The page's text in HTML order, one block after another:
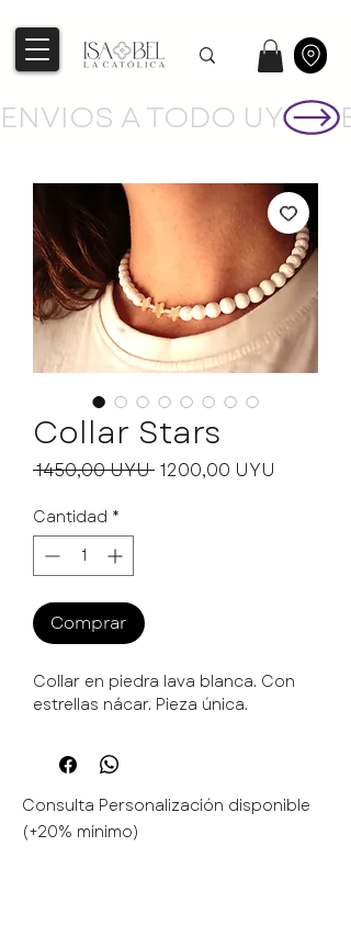
ENVIOS A TODO UY
Collar Stars
1450,00 UYU Precio
1200,00 UYU
Cantidad *
Comprar
Collar en piedra lava blanca. Con
estrellas nácar. Pieza única.
Consulta Personalización disponible
(+20% mínimo)